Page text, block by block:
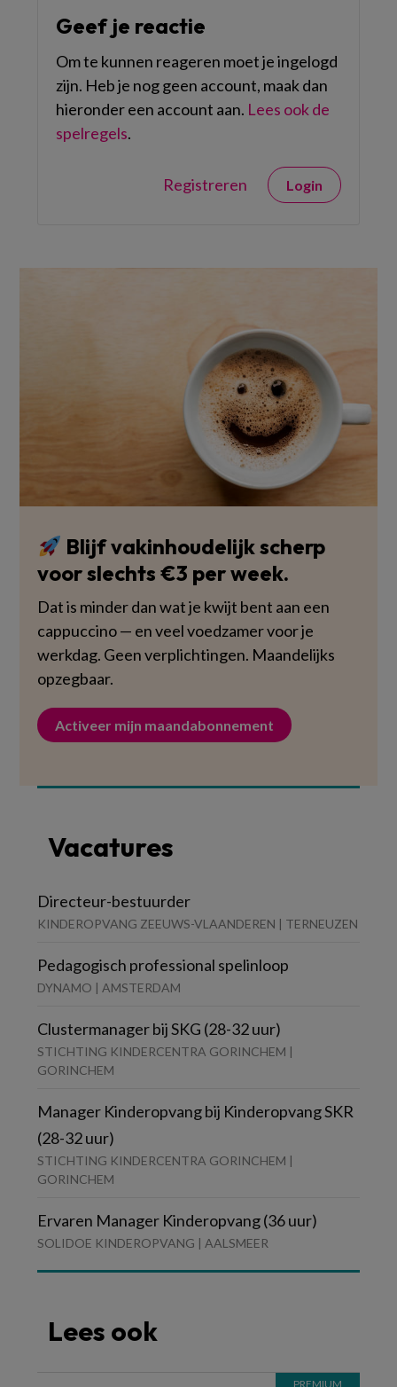
Geef je reactie
Om te kunnen reageren moet je ingelogd
zijn. Heb je nog geen account, maak dan
hieronder een account aan. Lees ook de
spelregels.
Registreren Login
Blijf vakinhoudelijk scherp
voor slechts €3 per week.
Dat is minder dan wat je kwijt bent aan een
cappuccino — en veel voedzamer voor je
werkdag. Geen verplichtingen. Maandelijks
opzegbaar.
Activeer mijn maandabonnement
Vacatures
Directeur-bestuurder
KINDEROPVANG ZEEUWS-VLAANDEREN | TERNEUZEN
Pedagogisch professional spelinloop
DYNAMO | AMSTERDAM
Clustermanager bij SKG (28-32 uur)
STICHTING KINDERCENTRA GORINCHEM |
GORINCHEM
Manager Kinderopvang bij Kinderopvang SKR
(28-32 uur)
STICHTING KINDERCENTRA GORINCHEM |
GORINCHEM
Ervaren Manager Kinderopvang (36 uur)
SOLIDOE KINDEROPVANG | AALSMEER
Lees ook